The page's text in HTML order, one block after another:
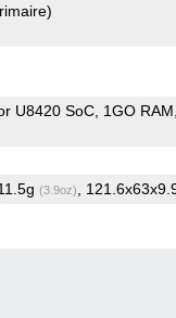
U8420 SoC 1GO RAM
(3.9oz) ,